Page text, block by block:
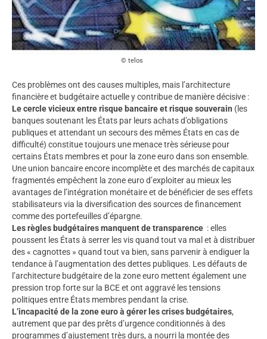
telos
Ces problèmes ont des causes multiples, mais l’architecture
financière et budgétaire actuelle y contribue de manière décisive :
Le cercle vicieux entre risque bancaire et risque souverain (les
banques soutenant les États par leurs achats d’obligations
publiques et attendant un secours des mêmes États en cas de
difficulté) constitue toujours une menace très sérieuse pour
certains États membres et pour la zone euro dans son ensemble.
Une union bancaire encore incomplète et des marchés de capitaux
fragmentés empêchent la zone euro d’exploiter au mieux les
avantages de l’intégration monétaire et de bénéficier de ses effets
stabilisateurs via la diversification des sources de financement
comme des portefeuilles d’épargne.
Les règles budgétaires manquent de transparence : elles
poussent les États à serrer les vis quand tout va mal et à distribuer
des « cagnottes » quand tout va bien, sans parvenir à endiguer la
tendance à l’augmentation des dettes publiques. Les défauts de
l’architecture budgétaire de la zone euro mettent également une
pression trop forte sur la BCE et ont aggravé les tensions
politiques entre États membres pendant la crise.
L’incapacité de la zone euro à gérer les crises budgétaires,
autrement que par des prêts d’urgence conditionnés à des
programmes d’ajustement très durs, a nourri la montée des